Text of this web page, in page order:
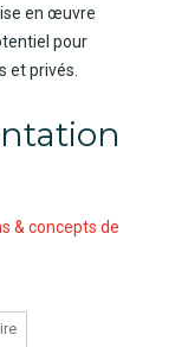
en œuvre
pour
et privés.
& concepts de